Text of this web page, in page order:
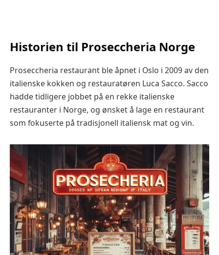
Historien til Proseccheria Norge
Proseccheria restaurant ble åpnet i Oslo i 2009 av den
italienske kokken og restauratøren Luca Sacco. Sacco
hadde tidligere jobbet på en rekke italienske
restauranter i Norge, og ønsket å lage en restaurant
som fokuserte på tradisjonell italiensk mat og vin.